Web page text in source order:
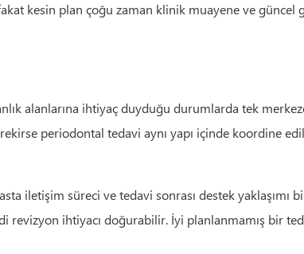
kesin plan çoğu zaman klinik muayene ve güncel
alanlarına ihtiyaç duyduğu durumlarda tek
periodontal tedavi aynı yapı içinde koordine
iletişim süreci ve tedavi sonrası destek yaklaşımı
ihtiyacı doğurabilir. İyi planlanmamış bir